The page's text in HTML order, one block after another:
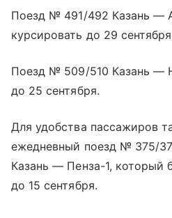
Поезд № 491/492 Казань —
курсировать до 29
Поезд № 509/510 Казань —
до 25 сентября.
Для удобства пассажиров
ежедневный поезд № 375/
Казань — Пенза-1, который
до 15 сентября.